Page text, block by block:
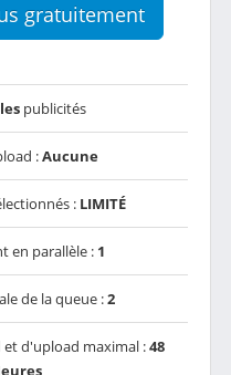
gratuitement
publicités
:Aucune
: LIMITÉ
en parallèle : 1
de la queue :2
et d'upload maximal :48